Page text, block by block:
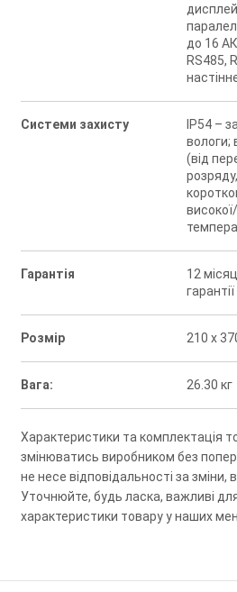
до 16
RS485,
Системи захисту
IP54 –
вологи;
(від
Гарантія
12
Розмір 210 x
Вага: 26.30 кг
Характеристики та комплектація
змінюватись виробником без
не несе відповідальності за зміни,
Уточнюйте, будь ласка, важливі
характеристики товару у наших